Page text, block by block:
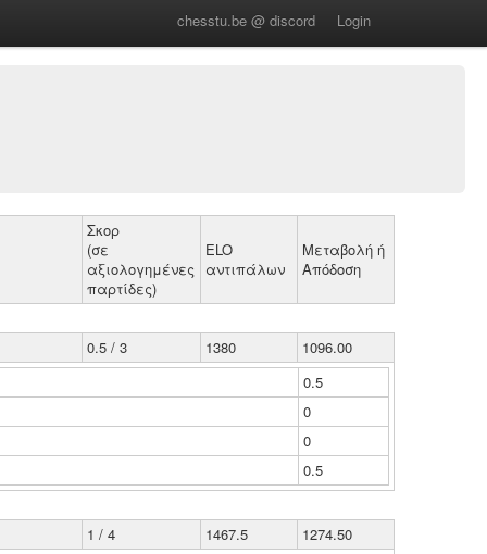
chesstu.be @ discord Login
Σκορ
(σε
αξιολογημένες
παρτίδες)
ELO
αντιπάλων
Μεταβολή ή
Απόδοση
0.5 / 3 1380
1096.00
0.5
0
0
0.5
1 / 4 1467.5
1274.50